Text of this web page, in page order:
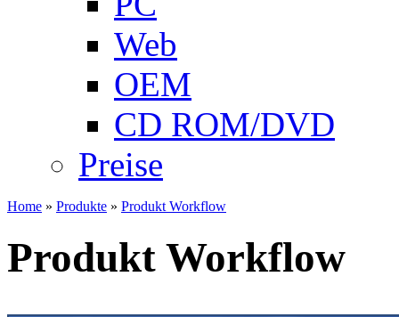
Web
OEM
CD ROM/DVD
Preise
Home » Produkte » Produkt Workflow
Produkt Workflow